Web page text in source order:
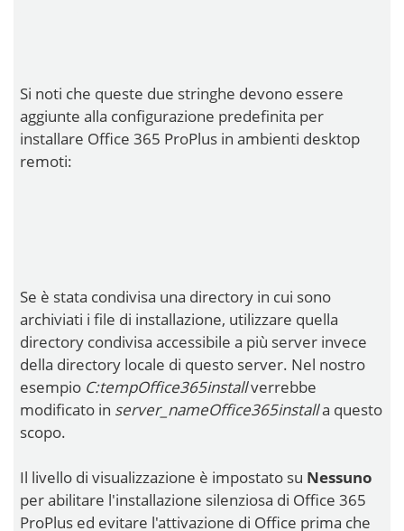
Si noti che queste due stringhe devono essere
aggiunte alla configurazione predefinita per
installare Office 365 ProPlus in ambienti desktop
remoti:
Se è stata condivisa una directory in cui sono
archiviati i file di installazione, utilizzare quella
directory condivisa accessibile a più server invece
della directory locale di questo server. Nel nostro
esempio C:tempOffice365installverrebbe
modificato in server_nameOffice365installa questo
scopo.
Il livello di visualizzazione è impostato su Nessuno
per abilitare l'installazione silenziosa di Office 365
ProPlus ed evitare l'attivazione di Office prima che